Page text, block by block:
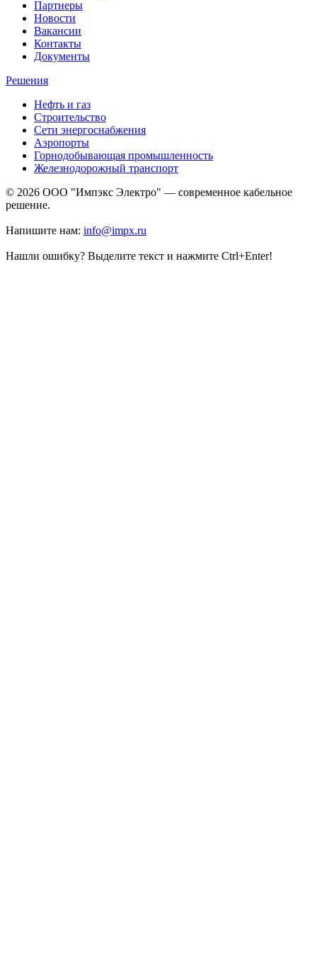
Партнеры
Новости
Вакансии
Контакты
Документы
Решения
Нефть и газ
Строительство
Сети энергоснабжения
Аэропорты
Горнодобывающая промышленность
Железнодорожный транспорт
© 2026 ООО "Импэкс Электро" — современное кабельное
решение.
Напишите нам: info@impx.ru
Нашли ошибку? Выделите текст и нажмите Ctrl+Enter!